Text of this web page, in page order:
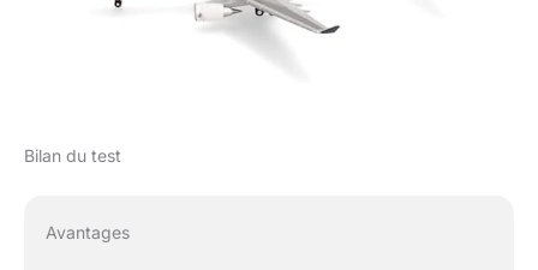
Bilan du test
Avantages